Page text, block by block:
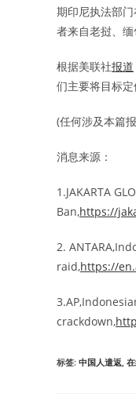
期印尼执法部
者来自老挝、
根据美联社报道
们主要将目标定
(任何涉及本篇
消息来源：
1.JAKARTA
Ban,https://
2.
raid,https://
crackdown,
标签: 中国人遣返